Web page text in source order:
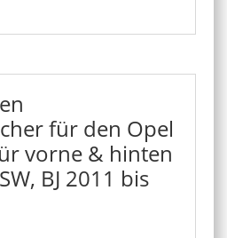
für den Opel
vorne & hinten
BJ 2011 bis